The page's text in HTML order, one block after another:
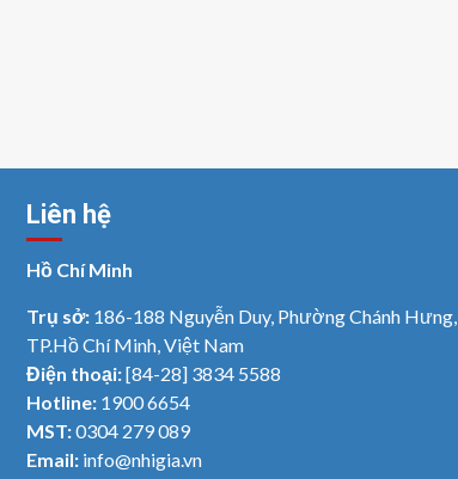
Liên hệ
Hồ Chí Minh
Trụ sở: 186-188 Nguyễn Duy, Phường Chánh Hưng,
TP.Hồ Chí Minh, Việt Nam
Điện thoại:[84-28] 3834 5588
Hotline:1900 6654
MST:0304 279 089
Email: info@nhigia.vn